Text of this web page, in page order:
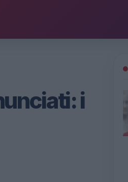
i